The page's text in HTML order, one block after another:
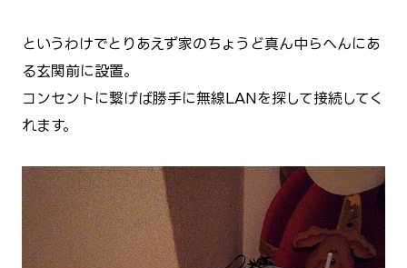
というわけでとりあえず家のちょうど真ん中らへんにあ
る玄関前に設置。
コンセントに繋げば勝手に無線LANを探して接続してく
れます。